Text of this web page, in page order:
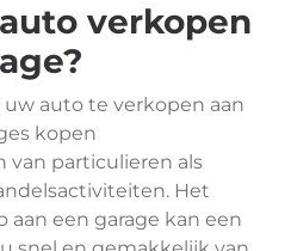
verkopen
auto te verkopen aan
kopen
van particulieren als
Het
aan een garage kan een